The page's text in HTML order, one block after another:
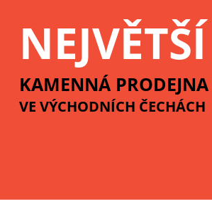
NEJVĚTŠÍ
KAMENNÁ PRODEJNA
VE VÝCHODNÍCH ČECHÁCH